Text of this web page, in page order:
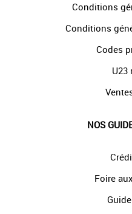
Conditions
Conditions
Codes
U23
NOS
Foire